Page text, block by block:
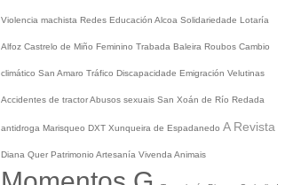
Violencia machista Redes Educación Alcoa Solidariedade Lotaría
Alfoz Castrelo de Miño Feminino Trabada Baleira Roubos Cambio
climático San Amaro Tráfico Discapacidade Emigración Velutinas
Accidentes de tractorAbusos sexuais San Xoán de Río Redada
antidroga Marisqueo DXT Xunqueira de Espadanedo A Revista
Diana Quer Patrimonio Artesanía Vivenda Animais